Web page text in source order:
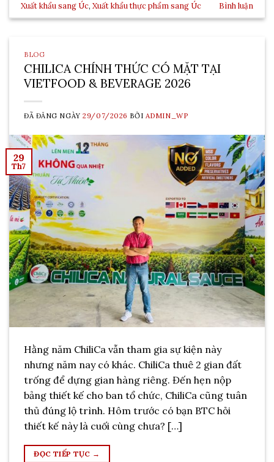
Xuất khẩu sang Úc,Xuất khẩu thực phẩm sang Úc Bình luận
BLOG
CHILICA CHÍNH THỨC CÓ MẶT TẠI
VIETFOOD & BEVERAGE 2026
ĐÃ ĐĂNG NGÀY29/07/2026 BỞI ADMIN_WP
29
Th7
Hằng năm ChiliCa vẫn tham gia sự kiện này
nhưng năm nay có khác. ChiliCa thuê 2 gian đất
trống để dựng gian hàng riêng. Đến hẹn nộp
bảng thiết kế cho ban tổ chức, ChiliCa cũng tuân
thủ đúng lộ trình. Hôm trước có bạn BTC hỏi
thiết kế này là cuối cùng chưa? […]
ĐỌC TIẾP TỤC →